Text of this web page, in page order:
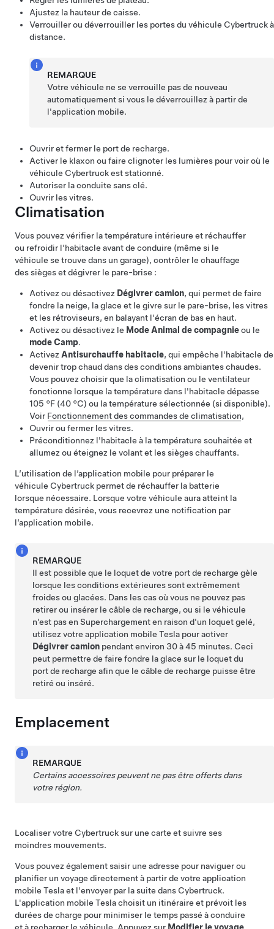
Ajustez la hauteur de caisse.
Verrouiller ou déverrouiller les portes du véhicule Cybertruckà
distance.
REMARQUE
Votre véhicule ne se verrouille pas de nouveau
automatiquement si vous le déverrouillez à partir de
l'application mobile.
Ouvrir et fermer le port de recharge.
Activer le klaxon ou faire clignoter les lumières pour voir où le
véhicule Cybertruckest stationné.
Autoriser la conduite sans clé.
Ouvrir les vitres.
Climatisation
Vous pouvez vérifier la température intérieure et réchauffer
ou refroidir l’habitacle avant de conduire (même si le
véhicule se trouve dans un garage), contrôler le chauffage
des sièges et dégivrer le pare-brise :
Activez ou désactivez Dégivrer camion, qui permet de faire
fondre la neige, la glace et le givre sur le pare-brise, les vitres
et les rétroviseurs, en balayant l'écran de bas en haut.
Activez ou désactivez le Mode Animal de compagnieou le
mode Camp.
Activez Antisurchauffe habitacle, qui empêche l'habitacle de
devenir trop chaud dans des conditions ambiantes chaudes.
Vous pouvez choisir que la climatisation ou le ventilateur
fonctionne lorsque la température dans l'habitacle dépasse
105 °F (40 °C) ou la température sélectionnée (si disponible).
Voir Fonctionnement des commandes de climatisation,
Ouvrir ou fermer les vitres.
Préconditionnez l'habitacle à la température souhaitée et
allumez ou éteignez le volant et les sièges chauffants.
L’utilisation de l’application mobile pour préparer le
véhicule Cybertruck permet de réchauffer la batterie
lorsque nécessaire. Lorsque votre véhicule aura atteint la
température désirée, vous recevrez une notification par
l’application mobile.
REMARQUE
Il est possible que le loquet de votre port de recharge gèle
lorsque les conditions extérieures sont extrêmement
froides ou glacées. Dans les cas où vous ne pouvez pas
retirer ou insérer le câble de recharge, ou si le véhicule
n’est pas en Superchargement en raison d'un loquet gelé,
utilisez votre application mobile Tesla pour activer
Dégivrer camion pendant environ 30 à 45 minutes. Ceci
peut permettre de faire fondre la glace sur le loquet du
port de recharge afin que le câble de recharge puisse être
retiré ou inséré.
Emplacement
REMARQUE
Certains accessoires peuvent ne pas être offerts dans
votre région.
Localiser votre Cybertrucksur une carte et suivre ses
moindres mouvements.
Vous pouvez également saisir une adresse pour naviguer ou
planifier un voyage directement à partir de votre application
mobile Tesla et l'envoyer par la suite dans Cybertruck.
L'application mobile Tesla choisit un itinéraire et prévoit les
durées de charge pour minimiser le temps passé à conduire